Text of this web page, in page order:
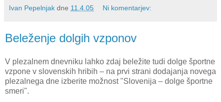
Ivan Pepelnjak dne 11.4.05 Ni komentarjev:
Beleženje dolgih vzponov
V plezalnem dnevniku lahko zdaj beležite tudi dolge športne
vzpone v slovenskih hribih – na prvi strani dodajanja novega
plezalnega dne izberite možnost "Slovenija – dolge športne
smeri".